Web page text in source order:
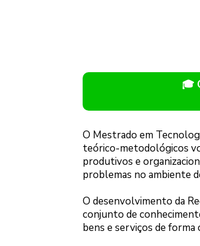
🎓
O Mestrado em
teórico-metodológicos
produtivos e
problemas no ambiente
O desenvolvimento da
conjunto de
bens e serviços de forma